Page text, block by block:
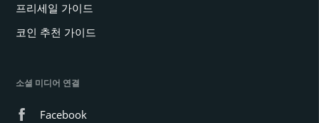
프리세일 가이드
코인 추천 가이드
소셜 미디어 연결
Facebook